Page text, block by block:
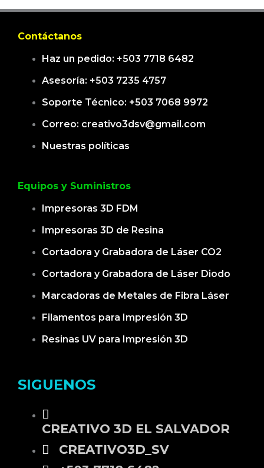
Contáctanos
Haz un pedido: +503 7718 6482
Asesoría: +503 7235 4757
Soporte Técnico: +503 7068 9972
Correo: creativo3dsv@gmail.com
Nuestras políticas
Equipos y Suministros
Impresoras 3D FDM
Impresoras 3D de Resina
Cortadora y Grabadora de Láser CO2
Cortadora y Grabadora de Láser Diodo
Marcadoras de Metales de Fibra Láser
Filamentos para Impresión 3D
Resinas UV para Impresión 3D
SIGUENOS
CREATIVO 3D EL SALVADOR
CREATIVO3D_SV